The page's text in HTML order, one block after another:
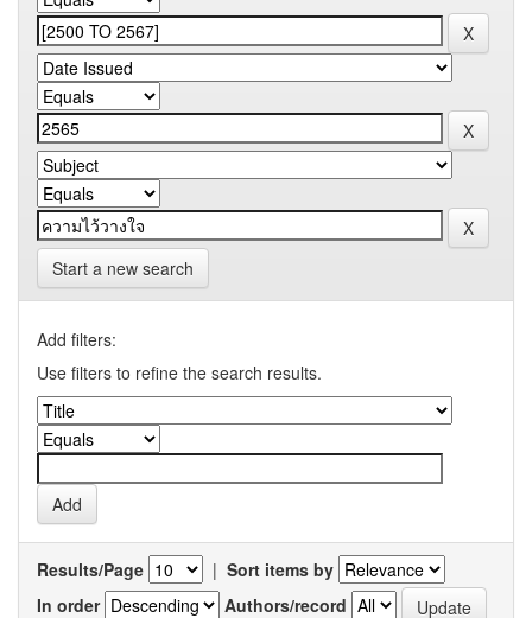
Start a new search
Add filters:
Use filters to refine the search results.
Results/Page | Sort items by
In order
Authors/record